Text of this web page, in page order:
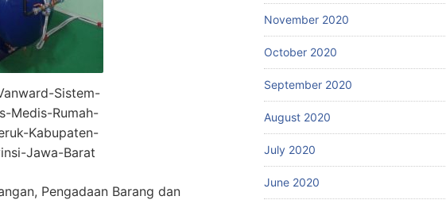
Sistem-
Medis-Rumah-
Kabupaten-
Jawa-Barat
Pengadaan Barang dan
November 2020
October 2020
September 2020
August 2020
July 2020
June 2020